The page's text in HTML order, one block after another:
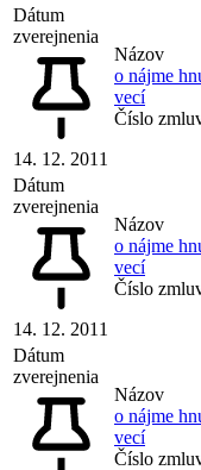
Dátum
zverejnenia
14. 12. 2011
Názov
o nájme
vecí
Číslo
Dátum
zverejnenia
14. 12. 2011
Názov
o nájme
vecí
Číslo
Dátum
zverejnenia
Názov
o nájme
vecí
Číslo